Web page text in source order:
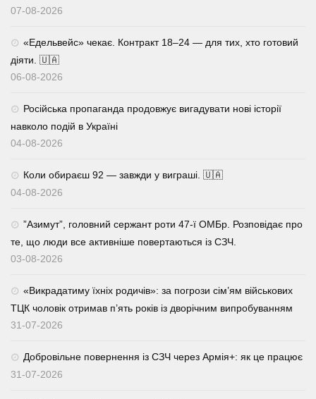
07-08-2026
«Едельвейс» чекає. Контракт 18–24 — для тих, хто готовий
діяти. 🇺🇦
06-08-2026
Російська пропаганда продовжує вигадувати нові історії
навколо подій в Україні
04-08-2026
Коли обираєш 92 — завжди у виграші. 🇺🇦
04-08-2026
⁨”Азимут”, головний сержант роти 47-ї ОМБр. Розповідає про
те, що люди все активніше повертаються із СЗЧ.
03-08-2026
«Викрадатиму їхніх родичів»: за погрози сім’ям військових
ТЦК чоловік отримав п’ять років із дворічним випробуванням
31-07-2026
Добровільне повернення із СЗЧ через Армія+: як це працює
31-07-2026